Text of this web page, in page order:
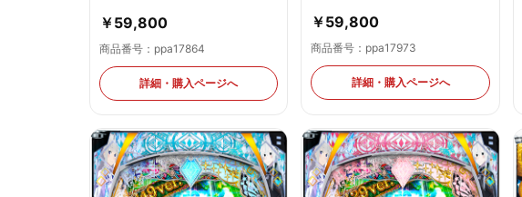
￥59,800
商品番号：ppa17864
詳細・購入ページへ
￥59,800
商品番号：ppa17973
詳細・購入ページへ